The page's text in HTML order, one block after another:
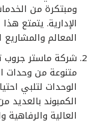
ومبتكرة من
الإدارية. يتمتع
المعالم
شركة ماستر جروب
متنوعة من وحدات
الوحدات لتلبي
الكمبوند بالعديد
العالية والرفاهية